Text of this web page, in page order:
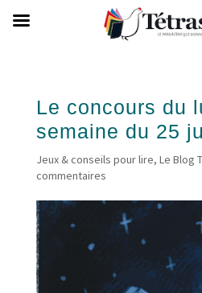
Le concours du
semaine du 25
Jeux & conseils pour lire, Le Blog
commentaires